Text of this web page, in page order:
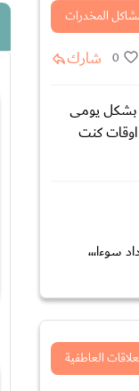
المخدرات
0 شارك
كنت ادخن بشكل يومى
كنت
سوءا،،،
العاطفية